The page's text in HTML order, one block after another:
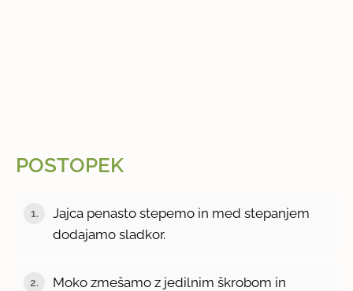
POSTOPEK
1.
Jajca penasto stepemo in med stepanjem
dodajamo sladkor.
2.
Moko zmešamo z jedilnim škrobom in